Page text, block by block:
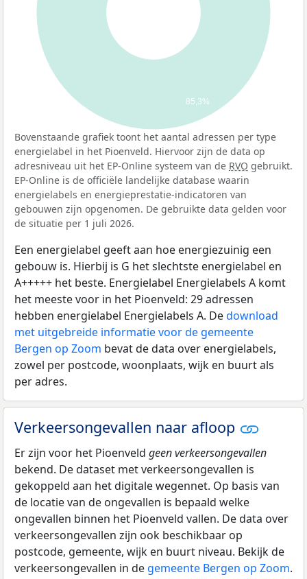
85,3%
Bovenstaande grafiek toont het aantal adressen per type
energielabel in het Pioenveld. Hiervoor zijn de data op
adresniveau uit het EP-Online systeem van de RVO gebruikt.
EP-Online is de officiële landelijke database waarin
energielabels en energieprestatie-indicatoren van
gebouwen zijn opgenomen. De gebruikte data gelden voor
de situatie per 1 juli 2026.
Een energielabel geeft aan hoe energiezuinig een
gebouw is. Hierbij is G het slechtste energielabel en
A+++++ het beste. Energielabel Energielabels A komt
het meeste voor in het Pioenveld: 29 adressen
hebben energielabel Energielabels A. Dedownload
met uitgebreide informatie voor de gemeente
Bergen op Zoom bevat de data over energielabels,
zowel per postcode, woonplaats, wijk en buurt als
per adres.
Verkeersongevallen naar afloop
Er zijn voor het Pioenveld geen verkeersongevallen
bekend. De dataset met verkeersongevallen is
gekoppeld aan het digitale wegennet. Op basis van
de locatie van de ongevallen is bepaald welke
ongevallen binnen het Pioenveld vallen. De data over
verkeersongevallen zijn ook beschikbaar op
postcode, gemeente, wijk en buurt niveau. Bekijk de
verkeersongevallen in de gemeente Bergen op Zoom.